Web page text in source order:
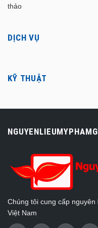
thảo
DỊCH VỤ
KỸ THUẬT
Chúng tôi cung cấp
Việt Nam